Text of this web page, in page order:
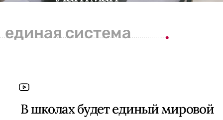
единая система
В школах будет единый мировой